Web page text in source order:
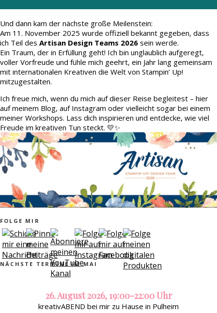
Und dann kam der nächste große Meilenstein:
Am 11. November 2025 wurde offiziell bekannt gegeben, dass
ich Teil des Artisan Design Teams 2026 sein werde.
Ein Traum, der in Erfüllung geht! Ich bin unglaublich aufgeregt,
voller Vorfreude und fühle mich geehrt, ein Jahr lang gemeinsam
mit internationalen Kreativen die Welt von Stampin’ Up!
mitzugestalten.
Ich freue mich, wenn du mich auf dieser Reise begleitest – hier
auf meinem Blog, auf Instagram oder vielleicht sogar bei einem
meiner Workshops. Lass dich inspirieren und entdecke, wie viel
Freude im kreativen Tun steckt. 💛✨
FOLGE MIR
NÄCHSTE TERMINE IM MAI
26. August 2026, 19:00-22:00 Uhr
kreativABEND bei mir zu Hause in Pulheim